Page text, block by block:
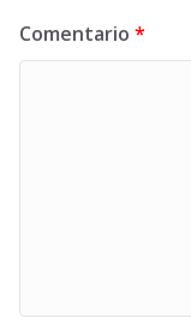
Comentario *